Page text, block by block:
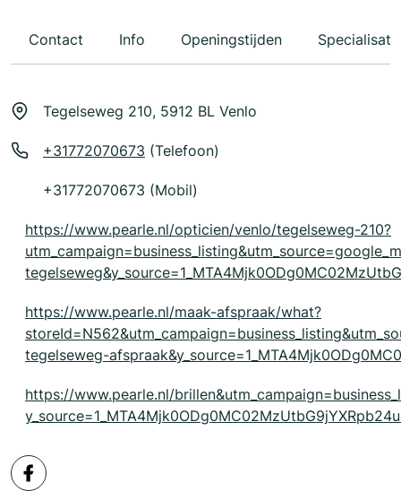
Contact Info Openingstijden
Tegelseweg 210, 5912 BL Venlo
+31772070673 (Telefoon)
+31772070673 (Mobil)
https://www.pearle.nl/opticien/venlo/tegelseweg-210?
https://www.pearle.nl/maak-afspraak/what?
tegelseweg-
https://www.pearle.nl/